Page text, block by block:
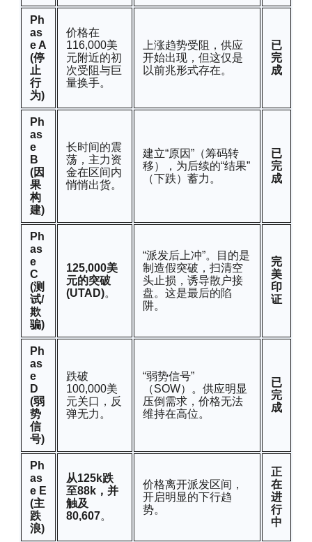
Ph
as
e A
(停
止
行
为)
价格在
116,000美
元附近的初
次受阻与巨
量换手。
上涨趋势受阻，供应
开始出现，但这仅是
以前兆形式存在。
已
完
成
Ph
as
e
B
(因
果
构
建)
长时间的震
荡，主力资
金在区间内
悄悄出货。
建立“原因”（筹码转
移），为后续的“结果”
（下跌）蓄力。
已
完
成
Ph
as
e
C
(测
试/
欺
骗)
125,000美
元的突破
(UTAD)。
“派发后上冲”。目的是
制造假突破，扫清空
头止损，诱导散户接
盘。这是最后的陷
阱。
完
美
印
证
Ph
as
e
D
(弱
势
信
号)
跌破
100,000美
元关口，反
弹无力。
“弱势信号”
（SOW）。供应明显
压倒需求，价格无法
维持在高位。
已
完
成
Ph
as
e E
(主
跌
浪)
从125k跌
至88k，并
触及
80,607。
价格离开派发区间，
开启明显的下行趋
势。
正
在
进
行
中